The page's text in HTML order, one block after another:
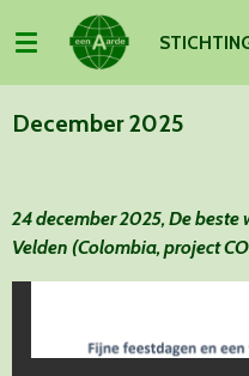
direct
naar
de
S
December 2025
24 december 2025, De
Velden (Colombia, project